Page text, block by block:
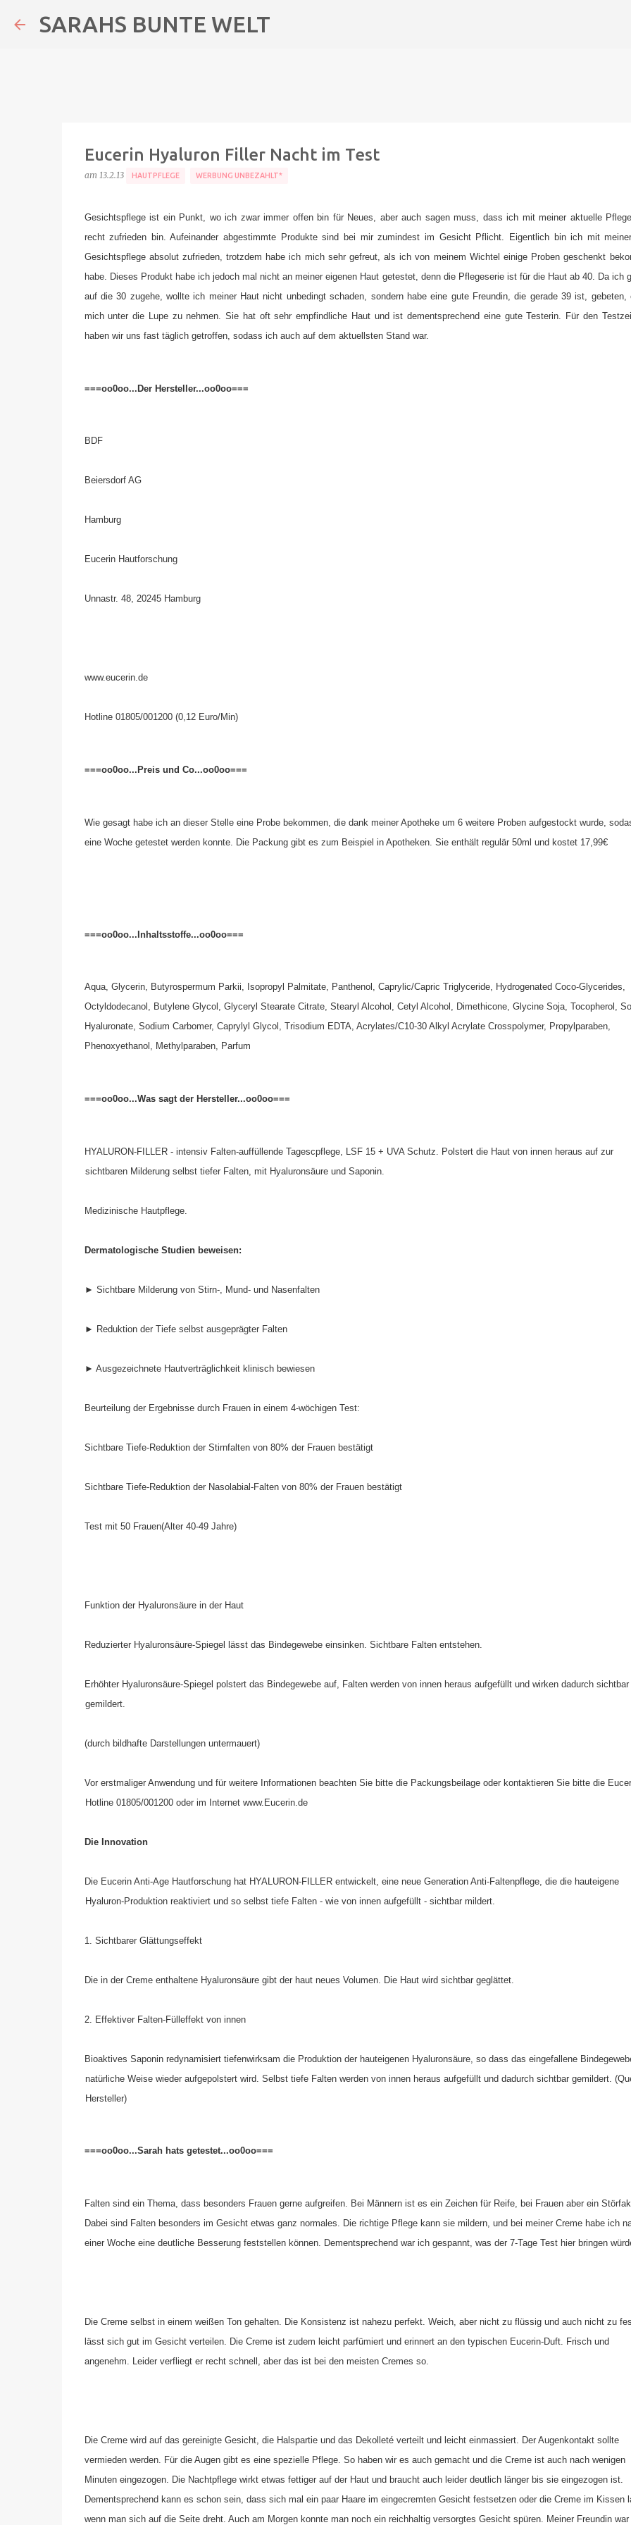
SARAHS BUNTE WELT
Eucerin Hyaluron Filler Nacht im Test
am 13.2.13 HAUTPFLEGE WERBUNG UNBEZAHLT*
Gesichtspflege ist ein Punkt, wo ich zwar immer offen bin für Neues, aber auch sagen muss, dass ich mit meiner aktuelle
recht zufrieden bin. Aufeinander abgestimmte Produkte sind bei mir zumindest im Gesicht Pflicht. Eigentlich bin ich mit
Gesichtspflege absolut zufrieden, trotzdem habe ich mich sehr gefreut, als ich von meinem Wichtel einige Proben geschenkt
habe. Dieses Produkt habe ich jedoch mal nicht an meiner eigenen Haut getestet, denn die Pflegeserie ist für die Haut ab 40. Da ich
auf die 30 zugehe, wollte ich meiner Haut nicht unbedingt schaden, sondern habe eine gute Freundin, die gerade 39 ist, gebeten,
mich unter die Lupe zu nehmen. Sie hat oft sehr empfindliche Haut und ist dementsprechend eine gute Testerin. Für den
haben wir uns fast täglich getroffen, sodass ich auch auf dem aktuellsten Stand war.
===oo0oo...Der Hersteller...oo0oo===
BDF
Beiersdorf AG
Hamburg
Eucerin Hautforschung
Unnastr. 48, 20245 Hamburg
www.eucerin.de
Hotline 01805/001200 (0,12 Euro/Min)
===oo0oo...Preis und Co...oo0oo===
Wie gesagt habe ich an dieser Stelle eine Probe bekommen, die dank meiner Apotheke um 6 weitere Proben aufgestockt wurde,
eine Woche getestet werden konnte. Die Packung gibt es zum Beispiel in Apotheken. Sie enthält regulär 50ml und kostet 17,99€
===oo0oo...Inhaltsstoffe...oo0oo===
Aqua, Glycerin, Butyrospermum Parkii, Isopropyl Palmitate, Panthenol, Caprylic/Capric Triglyceride, Hydrogenated Coco-Glycerides,
Octyldodecanol, Butylene Glycol, Glyceryl Stearate Citrate, Stearyl Alcohol, Cetyl Alcohol, Dimethicone, Glycine Soja, Tocopherol,
Hyaluronate, Sodium Carbomer, Caprylyl Glycol, Trisodium EDTA, Acrylates/C10-30 Alkyl Acrylate Crosspolymer, Propylparaben,
Phenoxyethanol, Methylparaben, Parfum
===oo0oo...Was sagt der Hersteller...oo0oo===
HYALURON-FILLER - intensiv Falten-auffüllende Tagescpflege, LSF 15 + UVA Schutz. Polstert die Haut von innen heraus auf zur
sichtbaren Milderung selbst tiefer Falten, mit Hyaluronsäure und Saponin.
Medizinische Hautpflege.
Dermatologische Studien beweisen:
► Sichtbare Milderung von Stirn-, Mund- und Nasenfalten
► Reduktion der Tiefe selbst ausgeprägter Falten
► Ausgezeichnete Hautverträglichkeit klinisch bewiesen
Beurteilung der Ergebnisse durch Frauen in einem 4-wöchigen Test:
Sichtbare Tiefe-Reduktion der Stirnfalten von 80% der Frauen bestätigt
Sichtbare Tiefe-Reduktion der Nasolabial-Falten von 80% der Frauen bestätigt
Test mit 50 Frauen(Alter 40-49 Jahre)
Funktion der Hyaluronsäure in der Haut
Reduzierter Hyaluronsäure-Spiegel lässt das Bindegewebe einsinken. Sichtbare Falten entstehen.
Erhöhter Hyaluronsäure-Spiegel polstert das Bindegewebe auf, Falten werden von innen heraus aufgefüllt und wirken dadurch sichtbar
gemildert.
(durch bildhafte Darstellungen untermauert)
Vor erstmaliger Anwendung und für weitere Informationen beachten Sie bitte die Packungsbeilage oder kontaktieren Sie bitte die
Hotline 01805/001200 oder im Internet www.Eucerin.de
Die Innovation
Die Eucerin Anti-Age Hautforschung hat HYALURON-FILLER entwickelt, eine neue Generation Anti-Faltenpflege, die die hauteigene
Hyaluron-Produktion reaktiviert und so selbst tiefe Falten - wie von innen aufgefüllt - sichtbar mildert.
1. Sichtbarer Glättungseffekt
Die in der Creme enthaltene Hyaluronsäure gibt der haut neues Volumen. Die Haut wird sichtbar geglättet.
2. Effektiver Falten-Fülleffekt von innen
Bioaktives Saponin redynamisiert tiefenwirksam die Produktion der hauteigenen Hyaluronsäure, so dass das eingefallene
natürliche Weise wieder aufgepolstert wird. Selbst tiefe Falten werden von innen heraus aufgefüllt und dadurch sichtbar gemildert.
Hersteller)
===oo0oo...Sarah hats getestet...oo0oo===
Falten sind ein Thema, dass besonders Frauen gerne aufgreifen. Bei Männern ist es ein Zeichen für Reife, bei Frauen aber ein
Dabei sind Falten besonders im Gesicht etwas ganz normales. Die richtige Pflege kann sie mildern, und bei meiner Creme habe ich
einer Woche eine deutliche Besserung feststellen können. Dementsprechend war ich gespannt, was der 7-Tage Test hier bringen
Die Creme selbst in einem weißen Ton gehalten. Die Konsistenz ist nahezu perfekt. Weich, aber nicht zu flüssig und auch nicht zu
lässt sich gut im Gesicht verteilen. Die Creme ist zudem leicht parfümiert und erinnert an den typischen Eucerin-Duft. Frisch und
angenehm. Leider verfliegt er recht schnell, aber das ist bei den meisten Cremes so.
Die Creme wird auf das gereinigte Gesicht, die Halspartie und das Dekolleté verteilt und leicht einmassiert. Der Augenkontakt sollte
vermieden werden. Für die Augen gibt es eine spezielle Pflege. So haben wir es auch gemacht und die Creme ist auch nach wenigen
Minuten eingezogen. Die Nachtpflege wirkt etwas fettiger auf der Haut und braucht auch leider deutlich länger bis sie eingezogen ist.
Dementsprechend kann es schon sein, dass sich mal ein paar Haare im eingecremten Gesicht festsetzen oder die Creme im Kissen
wenn man sich auf die Seite dreht. Auch am Morgen konnte man noch ein reichhaltig versorgtes Gesicht spüren. Meiner Freundin war